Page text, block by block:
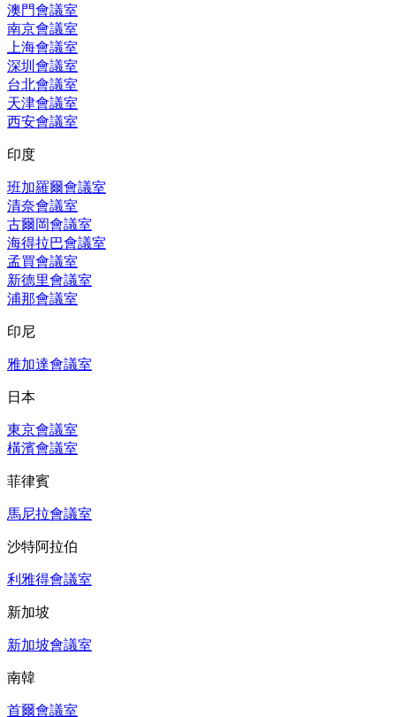
澳門會議室
南京會議室
上海會議室
深圳會議室
台北會議室
天津會議室
西安會議室
印度
班加羅爾會議室
清奈會議室
古爾岡會議室
海得拉巴會議室
孟買會議室
新德里會議室
浦那會議室
印尼
雅加達會議室
日本
東京會議室
橫濱會議室
菲律賓
馬尼拉會議室
沙特阿拉伯
利雅得會議室
新加坡
新加坡會議室
南韓
首爾會議室